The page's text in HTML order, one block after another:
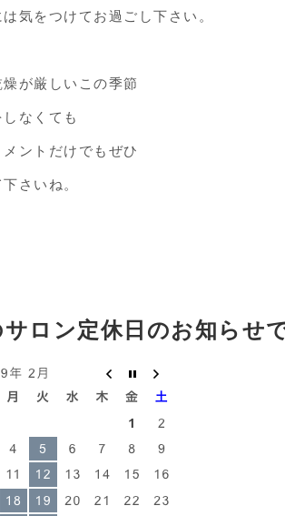
気をつけてお過ごし下さい。
燥が厳しいこの季節
なくても
メントだけでもぜひ
さいね。
ロン定休日のお知らせ